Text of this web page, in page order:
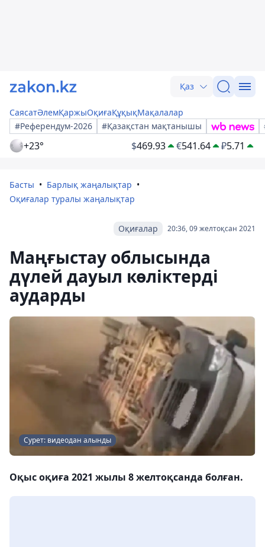
Қаз
СаясатӘлемҚаржыОқиғаҚұқықМақалалар
#Референдум-2026
#Қазақстан мақтанышы
+23° $469.93 €541.64 ₽5.71
Басты
Барлық жаңалықтар
Оқиғалар туралы жаңалықтар
20:36, 09 желтоқсан 2021
Оқиғалар
Маңғыстау облысында
дүлей дауыл көліктерді
аударды
Сурет: видеодан алынды
Оқыс оқиға 2021 жылы 8 желтоқсанда болған.